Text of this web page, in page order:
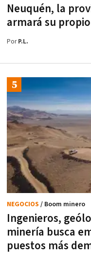
Neuquén, la
armará su
PorP.L.
Ingenieros,
minería busca
puestos más
NEGOCIOS / Boom minero